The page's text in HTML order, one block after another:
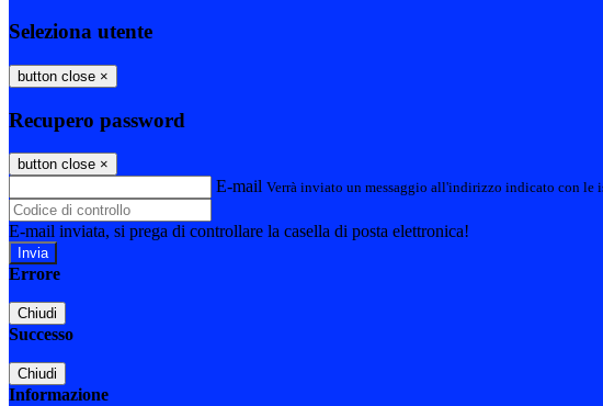
Seleziona utente
button close ×
Recupero password
button close ×
E-mail Verrà inviato un messaggio all'indirizzo indicato con le
E-mail inviata, si prega di controllare la casella di posta elettronica!
Errore
Chiudi
Successo
Chiudi
Informazione